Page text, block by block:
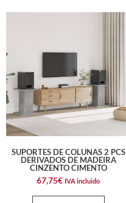
SUPORTES DE COLUNAS 2 PCS
DERIVADOS DE MADEIRA
CINZENTO CIMENTO
67,75€ IVA incluido